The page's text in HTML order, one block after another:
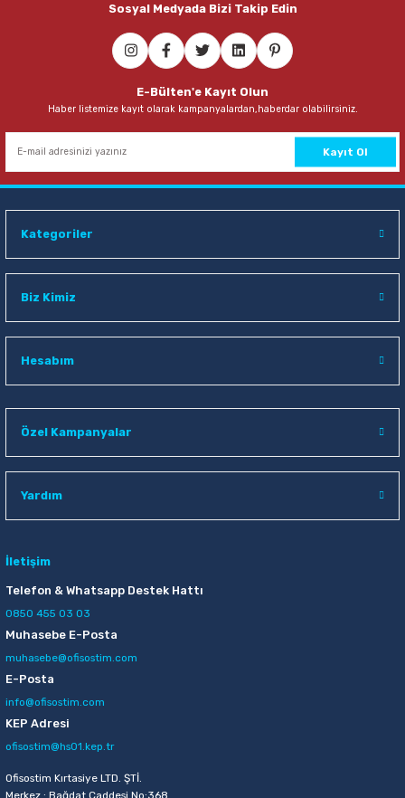
Sosyal Medyada Bizi Takip Edin
E-Bülten'e Kayıt Olun
Haber listemize kayıt olarak kampanyalardan,haberdar olabilirsiniz.
Kayıt Ol
Kategoriler
Biz Kimiz
Hesabım
Özel Kampanyalar
Yardım
İletişim
Telefon & Whatsapp Destek Hattı
0850 455 03 03
Muhasebe E-Posta
muhasebe@ofisostim.com
E-Posta
info@ofisostim.com
KEP Adresi
ofisostim@hs01.kep.tr
Ofisostim Kırtasiye LTD. ŞTİ.
Merkez : Bağdat Caddesi No:368